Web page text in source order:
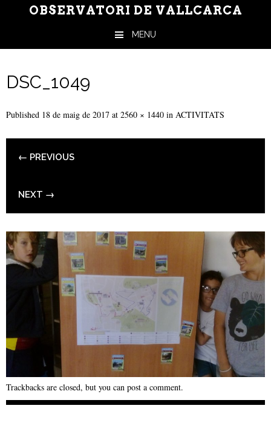
OBSERVATORI DE VALLCARCA
MENU
DSC_1049
Published 18 de maig de 2017 at 2560 × 1440 in ACTIVITATS
← PREVIOUS
NEXT →
Trackbacks are closed, but you can post a comment.